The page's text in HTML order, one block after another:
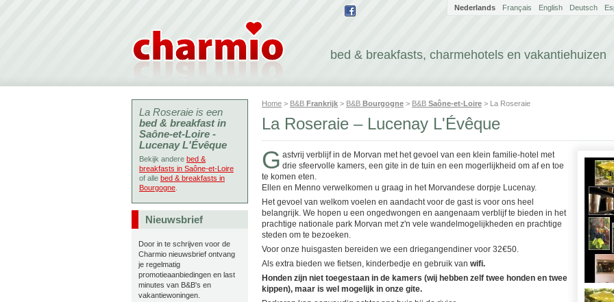
bed & breakfasts, charmehotels en vakantiehuizen
Nederlands Français English Deutsch
Home > B&B Frankrijk > B&B Bourgogne > B&B Saône-et-Loire > La Roseraie
La Roseraie – Lucenay L'Évêque
G astvrij verblijf in de Morvan met het gevoel van een klein familie-hotel met
drie sfeervolle kamers, een gite in de tuin en een mogerlijkheid om af en toe
te komen eten.
Ellen en Menno verwelkomen u graag in het Morvandese dorpje Lucenay.
Het gevoel van welkom voelen en aandacht voor de gast is voor ons heel
belangrijk. We hopen u een ongedwongen en aangenaam verblijf te bieden in het
prachtige nationale park Morvan met z'n vele wandelmogelijkheden en prachtige
steden om te bezoeken.
Voor onze huisgasten bereiden we een driegangendiner voor 32€50.
Als extra bieden we fietsen, kinderbedje en gebruik van wifi.
Honden zijn niet toegestaan in de kamers (wij hebben zelf twee honden en twee
kippen), maar is wel mogelijk in onze gite.
La Roseraie is een
bed & breakfast in
Saône-et-Loire -
Lucenay L'Évêque
Bekijk andere bed &
breakfasts in Saône-et-Loire
of alle bed & breakfasts in
Bourgogne
Nieuwsbrief
Door in te schrijven voor de
Charmio nieuwsbrief ontvang
je regelmatig
promotieaanbiedingen en last
minutes van B&B's en
vakantiewoningen.